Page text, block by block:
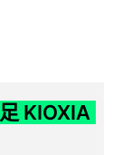
KIOXIA